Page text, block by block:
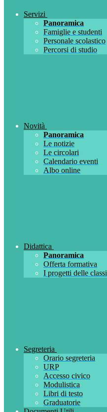
Servizi
Panoramica
Famiglie e studenti
Personale scolastico
Percorsi di studio
Novità
Panoramica
Le notizie
Le circolari
Calendario eventi
Albo online
Didattica
Panoramica
Offerta formativa
I progetti delle classi
Segreteria
Orario segreteria
URP
Accesso civico
Modulistica
Libri di testo
Graduatorie